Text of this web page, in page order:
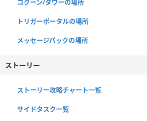
コクーン/タワーの場所
トリガーポータルの場所
メッセージパックの場所
ストーリー
ストーリー攻略チャート一覧
サイドタスク一覧